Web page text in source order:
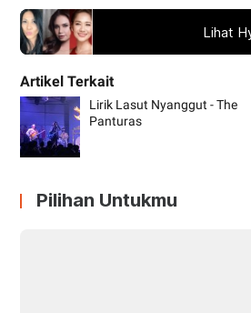
Lihat
Lirik Lasut Nyanggut - The
Panturas
Pilihan Untukmu